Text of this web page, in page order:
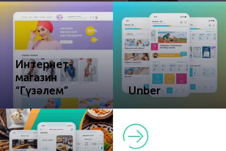
Интернет-
магазин
“Гүзәлем”
Unber